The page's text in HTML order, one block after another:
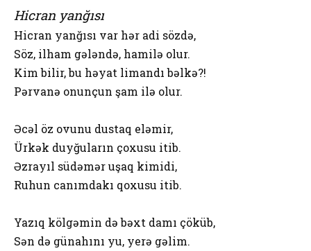
Hicran yanğısı
Hicran yanğısı var hər adi sözdə,
Söz, ilham gələndə, hamilə olur.
Kim bilir, bu həyat limandı bəlkə?!
Pərvanə onunçun şam ilə olur.
Əcəl öz ovunu dustaq eləmir,
Ürkək duyğuların çoxusu itib.
Əzrayıl südəmər uşaq kimidi,
Ruhun canımdakı qoxusu itib.
Yazıq kölgəmin də bəxt damı çöküb,
Sən də günahını yu, yerə gəlim.